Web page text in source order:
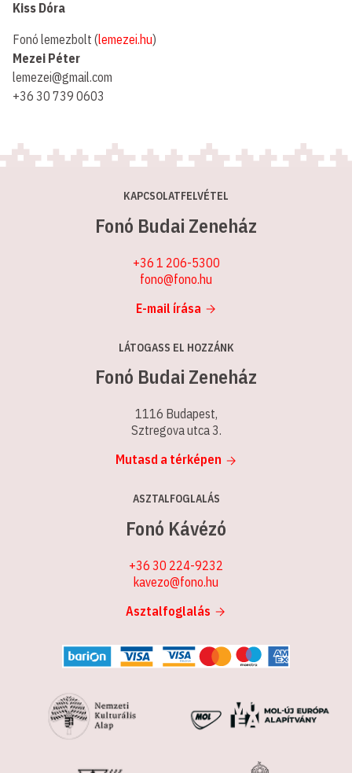
Kiss Dóra
Fonó lemezbolt (lemezei.hu)
Mezei Péter
lemezei@gmail.com
+36 30 739 0603
KAPCSOLATFELVÉTEL
Fonó Budai Zeneház
+36 1 206-5300
fono@fono.hu
E-mail írása
LÁTOGASS EL HOZZÁNK
Fonó Budai Zeneház
1116 Budapest,
Sztregova utca 3.
Mutasd a térképen
ASZTALFOGLALÁS
Fonó Kávézó
+36 30 224-9232
kavezo@fono.hu
Asztalfoglalás